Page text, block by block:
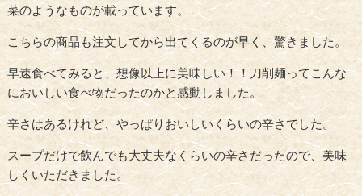
菜のようなものが載っています。
こちらの商品も注文してから出てくるのが早く、驚きました。
早速食べてみると、想像以上に美味しい！！刀削麺ってこんな
においしい食べ物だったのかと感動しました。
辛さはあるけれど、やっぱりおいしいくらいの辛さでした。
スープだけで飲んでも大丈夫なくらいの辛さだったので、美味
しくいただきました。